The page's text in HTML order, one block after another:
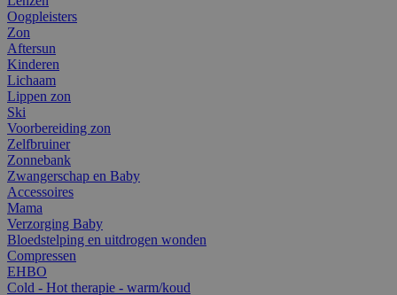
Oogpleisters
Zon
Aftersun
Kinderen
Lichaam
Lippen zon
Ski
Voorbereiding zon
Zelfbruiner
Zonnebank
Zwangerschap en Baby
Accessoires
Mama
Verzorging Baby
Bloedstelping en uitdrogen wonden
Compressen
EHBO
Cold - Hot therapie - warm/koud